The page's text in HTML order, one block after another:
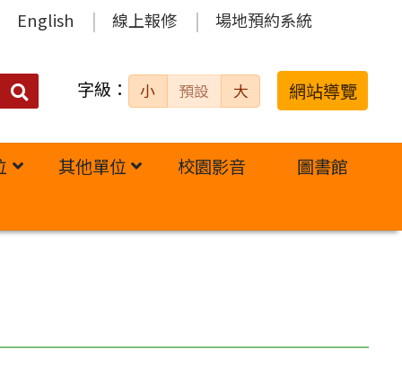
English 線上報修 場地預約系統
搜
字級： 小 預設 大 網站導覽
其他單位 校園影音 圖書館